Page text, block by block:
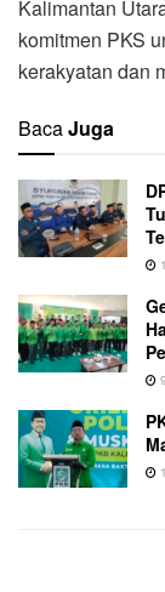
Kalimantan
komitmen PKS
kerakyatan dan
BacaJuga